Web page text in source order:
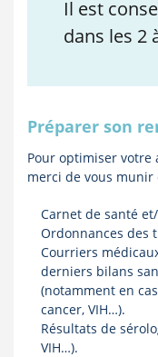
Il est
dans les 2
Préparer son
Pour optimiser votre
merci de vous munir
Carnet de santé
Ordonnances des
Courriers
derniers bilans
(notamment en
cancer, VIH…).
Résultats de
VIH…).